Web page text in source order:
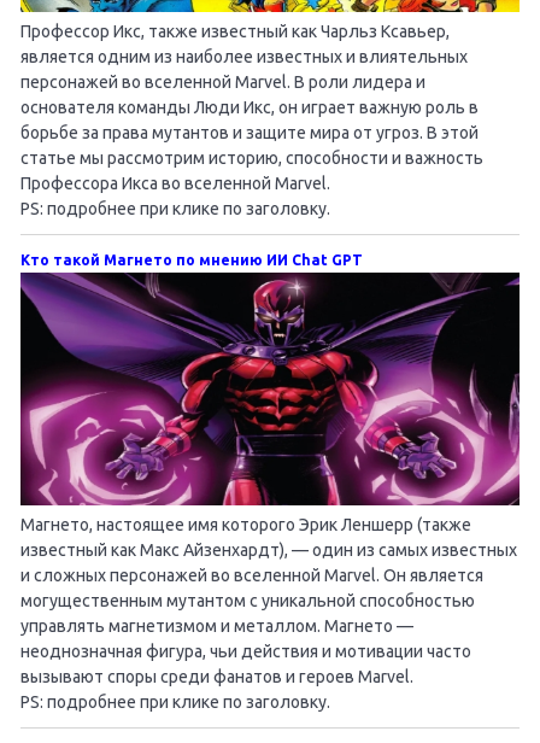
Профессор Икс, также известный как Чарльз Ксавьер,
является одним из наиболее известных и влиятельных
персонажей во вселенной Marvel. В роли лидера и
основателя команды Люди Икс, он играет важную роль в
борьбе за права мутантов и защите мира от угроз. В этой
статье мы рассмотрим историю, способности и важность
Профессора Икса во вселенной Marvel.
PS: подробнее при клике по заголовку.
Кто такой Магнето по мнению ИИ Chat GPT
Магнето, настоящее имя которого Эрик Леншерр (также
известный как Макс Айзенхардт), — один из самых известных
и сложных персонажей во вселенной Marvel. Он является
могущественным мутантом с уникальной способностью
управлять магнетизмом и металлом. Магнето —
неоднозначная фигура, чьи действия и мотивации часто
вызывают споры среди фанатов и героев Marvel.
PS: подробнее при клике по заголовку.